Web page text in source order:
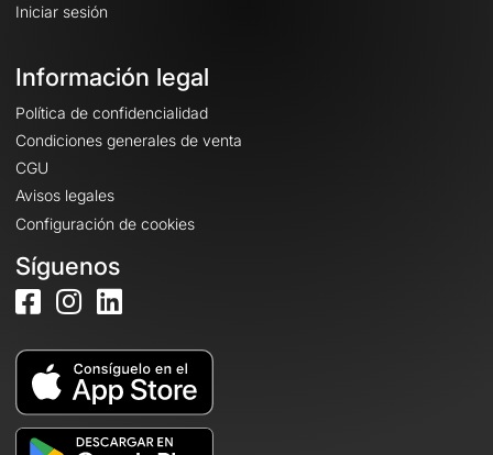
Iniciar sesión
Información legal
Política de confidencialidad
Condiciones generales de venta
CGU
Avisos legales
Configuración de cookies
Síguenos